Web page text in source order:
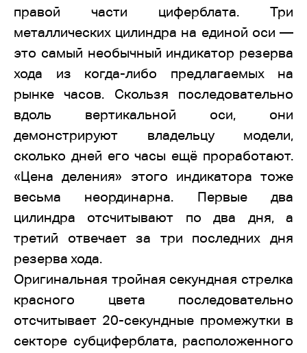
правой части циферблата. Три
металлических цилиндра на единой оси —
это самый необычный индикатор резерва
хода из когда-либо предлагаемых на
рынке часов. Скользя последовательно
вдоль вертикальной оси, они
демонстрируют владельцу модели,
сколько дней его часы ещё проработают.
«Цена деления» этого индикатора тоже
весьма неординарна. Первые два
цилиндра отсчитывают по два дня, а
третий отвечает за три последних дня
резерва хода.
Оригинальная тройная секундная стрелка
красного цвета последовательно
отсчитывает 20-секундные промежутки в
секторе субциферблата, расположенного